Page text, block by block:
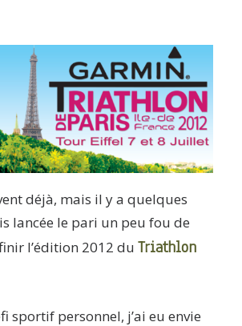
déjà, mais il y a quelques
lancée le pari un peu fou de
l’édition 2012 du Triathlon
sportif personnel, j’ai eu envie